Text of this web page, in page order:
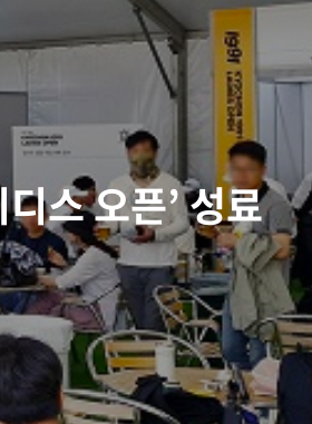
스 오픈’ 성료